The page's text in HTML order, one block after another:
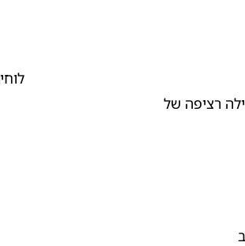
רציפה של מספר ארוחות ביניים.